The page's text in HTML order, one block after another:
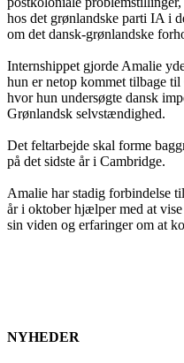
hos det grønlandske parti IA i
om det dansk-grønlandske
Internshippet gjorde Amalie
hun er netop kommet tilbage
hvor hun undersøgte dansk
Grønlandsk selvstændighed.
Det feltarbejde skal forme
på det sidste år i Cambridge.
Amalie har stadig forbindelse
år i oktober hjælper med at
sin viden og erfaringer om at
NYHEDER